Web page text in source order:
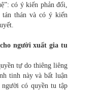
có ý kiến phản đối,
thán và có ý kiến
người xuất gia tu
tự do thiêng liêng
tinh này và bất luận
có quyền tu tập